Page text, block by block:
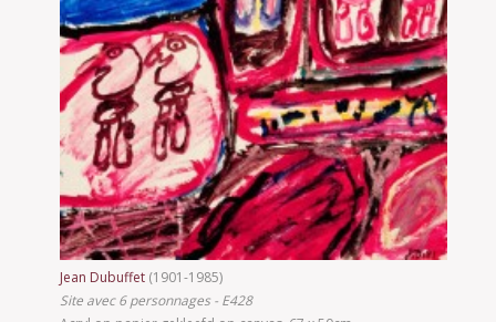
Jean Dubuffet (1901-1985)
Site avec 6 personnages - E428